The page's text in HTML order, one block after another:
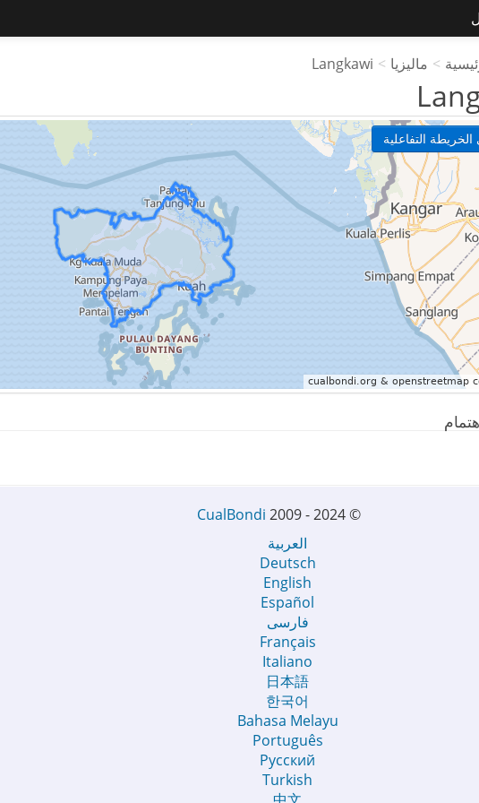
> ماليزيا >
Langkawi
التفاعلية
©
CualBondi 2009 - 2024
العربية
Deutsch
English
Español
فارسی
Français
Italiano
日本語
한국어
Bahasa Melayu
Português
Русский
Turkish